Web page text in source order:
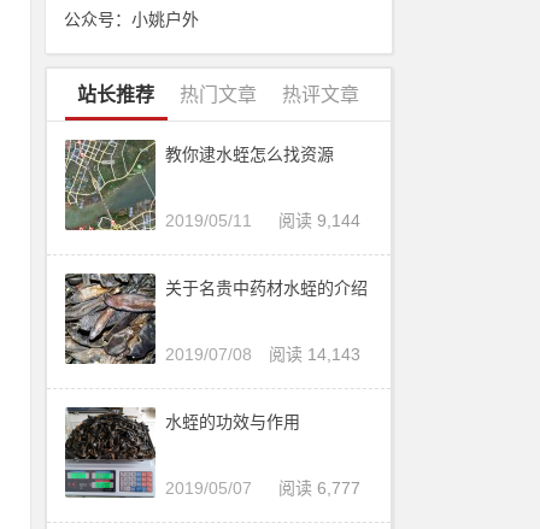
公众号：小姚户外
站长推荐 热门文章 热评文章
教你逮水蛭怎么找资源
阅读 9,144
2019/05/11
关于名贵中药材水蛭的介绍
阅读 14,143
2019/07/08
水蛭的功效与作用
阅读 6,777
2019/05/07